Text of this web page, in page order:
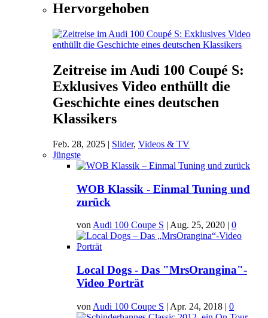
Hervorgehoben
Zeitreise im Audi 100 Coupé S:
Exklusives Video enthüllt die
Geschichte eines deutschen
Klassikers
Feb. 28, 2025 | Slider, Videos & TV
Jüngste
WOB Klassik - Einmal Tuning und
zurück
von Audi 100 Coupe S | Aug. 25, 2020 | 0
Local Dogs - Das "MrsOrangina"-
Video Porträt
von Audi 100 Coupe S | Apr. 24, 2018 | 0